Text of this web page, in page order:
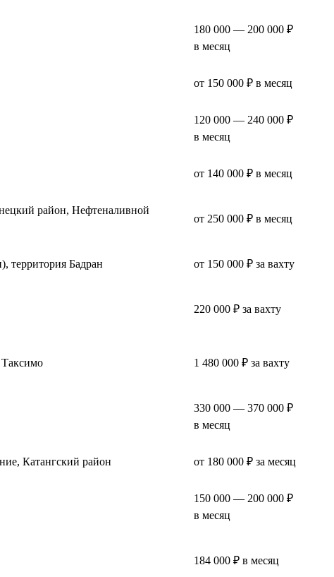
180 000 — 200 000 ₽
в месяц
от 150 000 ₽ в месяц
120 000 — 240 000 ₽
в месяц
от 140 000 ₽ в месяц
район, Нефтеналивной
от 250 000 ₽ в месяц
территория Бадран от 150 000 ₽ за вахту
220 000 ₽ за вахту
Таксимо 1 480 000 ₽ за вахту
330 000 — 370 000 ₽
в месяц
Катангский район от 180 000 ₽ за месяц
150 000 — 200 000 ₽
в месяц
184 000 ₽ в месяц